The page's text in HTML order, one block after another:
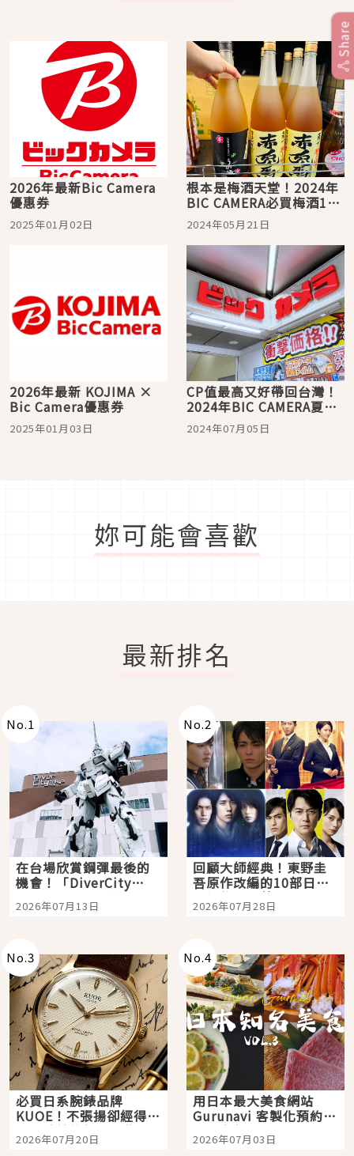
2026年最新Bic Camera
優惠券
2025年01月02日
根本是梅酒天堂！2024年
BIC CAMERA必買梅酒10
選
2024年05月21日
2026年最新 KOJIMA ×
Bic Camera優惠券
2025年01月03日
CP值最高又好帶回台灣！
2024年BIC CAMERA夏季
必買的三樣護髮神器推薦
2024年07月05日
妳可能會喜歡
最新排名
No.1
在台場欣賞鋼彈最後的
機會！「DiverCity
Tokyo Plaza」搭船、
購物、美食及夜景，一
2026年07月13日
No.2
回顧大師經典！東野圭
吾原作改編的10部日本
影視作品推薦
2026年07月28日
No.3
必買日系腕錶品牌
KUOE！不張揚卻經得起
時間洗鍊的經典之作五
選
2026年07月20日
No.4
用日本最大美食網站
Gurunavi 客製化預約九
大都市餐廳，打造專屬
美食體驗！
2026年07月03日
Share